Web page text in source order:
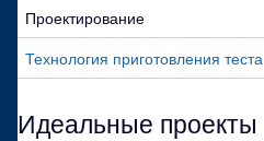
Проектирование
Технология приготовления теста
Идеальные проекты